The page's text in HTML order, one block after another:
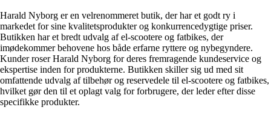
Harald Nyborg er en velrenommeret butik, der har et godt ry i
markedet for sine kvalitetsprodukter og konkurrencedygtige priser.
Butikken har et bredt udvalg af el-scootere og fatbikes, der
imødekommer behovene hos både erfarne ryttere og nybegyndere.
Kunder roser Harald Nyborg for deres fremragende kundeservice og
ekspertise inden for produkterne. Butikken skiller sig ud med sit
omfattende udvalg af tilbehør og reservedele til el-scootere og fatbikes,
hvilket gør den til et oplagt valg for forbrugere, der leder efter disse
specifikke produkter.